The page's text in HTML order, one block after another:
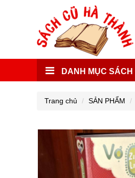
DANH MỤC SÁCH
Trang chủ SẢN PHẨM